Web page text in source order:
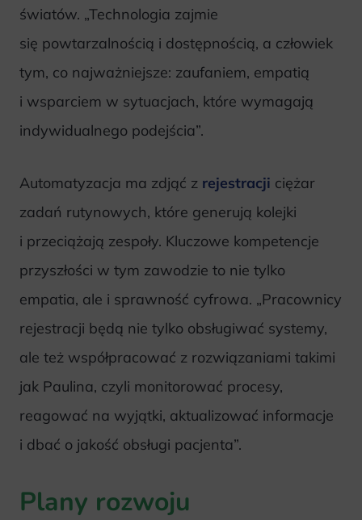
światów. „Technologia zajmie
się powtarzalnością i dostępnością, a człowiek
tym, co najważniejsze: zaufaniem, empatią
i wsparciem w sytuacjach, które wymagają
indywidualnego podejścia”.
Automatyzacja ma zdjąć z rejestracji ciężar
zadań rutynowych, które generują kolejki
i przeciążają zespoły. Kluczowe kompetencje
przyszłości w tym zawodzie to nie tylko
empatia, ale i sprawność cyfrowa. „Pracownicy
rejestracji będą nie tylko obsługiwać systemy,
ale też współpracować z rozwiązaniami takimi
jak Paulina, czyli monitorować procesy,
reagować na wyjątki, aktualizować informacje
i dbać o jakość obsługi pacjenta”.
Plany rozwoju